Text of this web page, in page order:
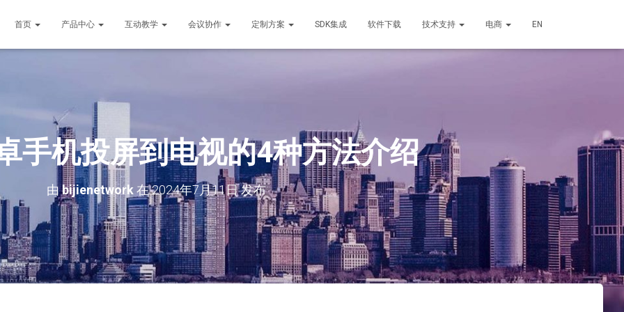
首页 产品中心 互动教学 会议协作 定制方案 SDK集成 软件下载 技术支持 电商 EN
手机投屏到电视的4种方法介绍
由bijienetwork 在2024年7月11日发布